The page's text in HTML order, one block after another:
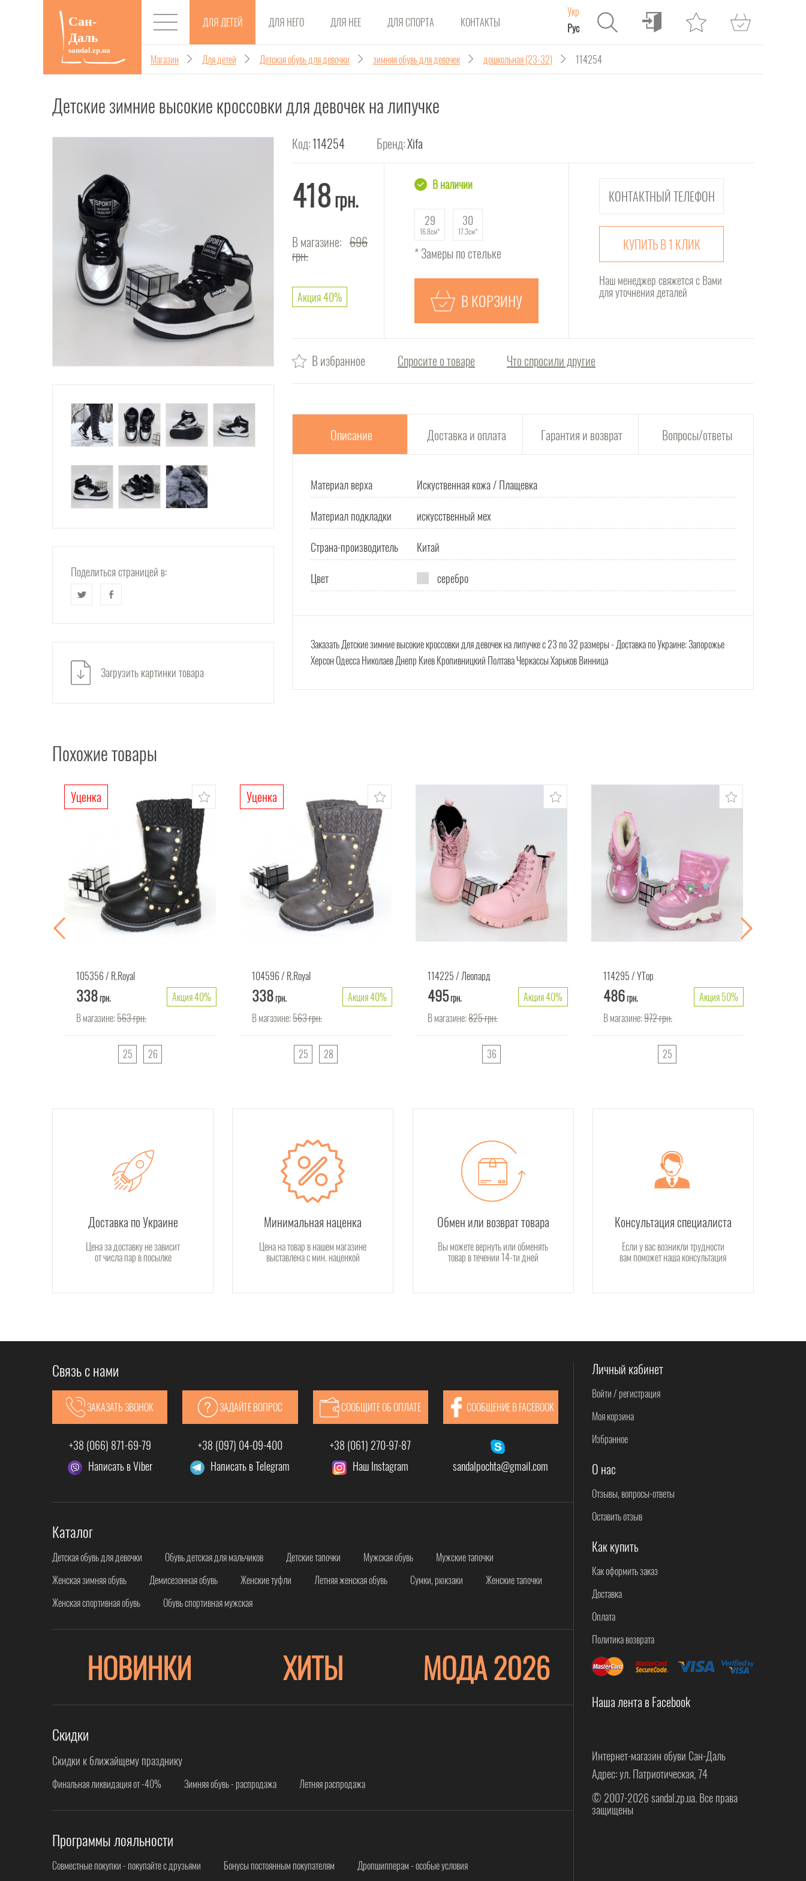
ДЛЯ ДЕТЕЙ ДЛЯ НЕГО ДЛЯ НЕЕ ДЛЯ СПОРТА КОНТАКТЫ
Укр
Рус
Магазин Для детей Детская обувь для девочки зимняя обувь для девочек дошкольная (23-32) 114254
Детские зимние высокие кроссовки для девочек на липучке
Поделиться страницей в:
Загрузить картинки товара
Код:114254 Бренд:Xifa
418грн.
В магазине: 696
грн.
Акция 40%
В наличии
29
16.8см
30
17.3см
* Замеры по стельке
В КОРЗИНУ
КУПИТЬ В 1 КЛИК
Наш менеджер свяжется с Вами
для уточнения деталей
В избранное Спросите о товаре Что спросили другие
Описание Доставка и оплата Гарантия и возврат Вопросы/ответы
Материал верха
Искуственная кожа / Плащевка
Материал подкладки
искусственный мех
Страна-производитель
Китай
Цвет
серебро
ЗаказатьДетские зимние высокие кроссовки для девочек на липучке с 23 по 32 размеры - Доставка по Украине: Запорожье
Херсон Одесса Николаев Днепр Киев Кропивницкий Полтава Черкассы Харьков Винница
Похожие товары
Уценка
105356 R.Royal
338грн.
Акция 40%
В магазине:563грн.
25 26
Уценка
104596 R.Royal
338грн.
Акция 40%
В магазине:563грн.
25 28
114225 Леопард
495грн.
Акция 40%
В магазине:825грн.
36
114295 YTop
486грн.
Акция 50%
В магазине:972грн.
25
Доставка по Украине
Цена за доставку не зависит
от числа пар в посылке
Минимальная наценка
Цена на товар в нашем магазине
выставлена с мин. наценкой
Обмен или возврат товара
Вы можете вернуть или обменять
товар в течении 14-ти дней
Консультация специалиста
Если у вас возникли трудности
вам поможет наша консультация
Связь с нами
ЗАКАЗАТЬ ЗВОНОК ЗАДАЙТЕ ВОПРОС СООБЩИТЕ ОБ ОПЛАТЕ СООБЩЕНИЕ В FACEBOOK
+38 (066) 871-69-79 +38 (097) 04-09-400
+38 (061) 270-97-87
Написать в Viber
Написать в Telegram Наш Instagram sandalpochta@gmail.com
Каталог
Детская обувь для девочки Обувь детская для мальчиков Детские тапочки Мужская обувь
Мужские тапочки
Женская зимняя обувь
Демисезонная обувь Женские туфли Летняя женская обувь Сумки, рюкзаки
Женские тапочки
Женская спортивная обувь
Обувь спортивная мужская
НОВИНКИ ХИТЫ МОДА 2026
Скидки
Скидки к ближайщему празднику
Финальная ликвидация от -40% Зимняя обувь - распродажа Летняя распродажа
Программы лояльности
Совместные покупки - покупайте с друзьями Бонусы постоянным покупателям Дропшипперам - особые условия
Личный кабинет
Войти / регистрация
Моя корзина
Избранное
О нас
Отзывы, вопросы-ответы
Оставить отзыв
Как купить
Как оформить заказ
Доставка
Оплата
Политика возврата
Наша лента в Facebook
Интернет-магазин обуви Сан-Даль
Адрес: ул. Патриотическая, 74
© 2007-2026 sandal.zp.ua. Все права
защищены